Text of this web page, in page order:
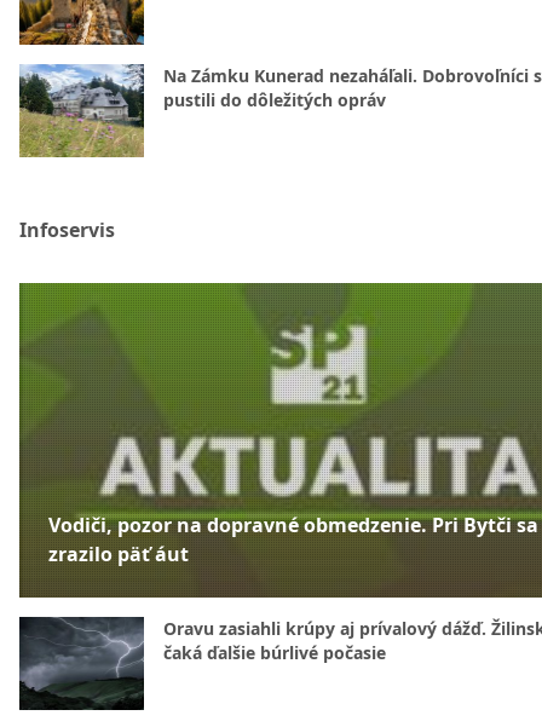
Na Zámku Kunerad nezaháľali. Dobrovoľníci
pustili do dôležitých opráv
Infoservis
Vodiči, pozor na dopravné obmedzenie. Pri Bytči sa
zrazilo päť áut
Oravu zasiahli krúpy aj prívalový dážď.
čaká ďalšie búrlivé počasie